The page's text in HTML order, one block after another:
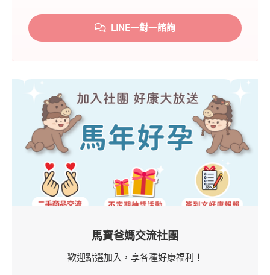
LINE一對一諮詢
馬寶爸媽交流社團
歡迎點選加入，享各種好康福利！